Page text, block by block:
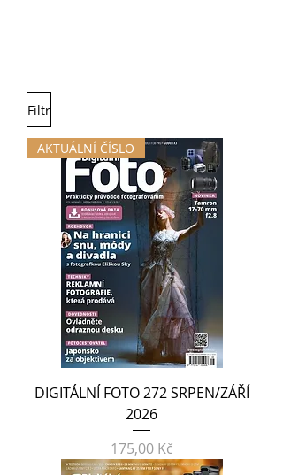
Filtr
AKTUÁLNÍ ČÍSLO
DIGITÁLNÍ FOTO 272 SRPEN/ZÁŘÍ
2026
Cena
175,00 Kč